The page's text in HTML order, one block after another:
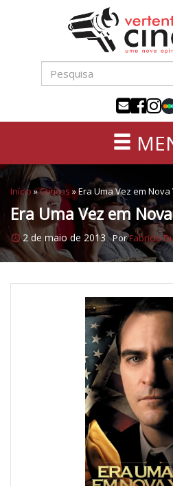
conteúdo
sétima
Início »Críticas »Era Uma Vez em Nova
Era Uma Vez em
2 de maio de 2013 PorFabricio